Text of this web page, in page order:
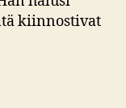
kiinnostivat